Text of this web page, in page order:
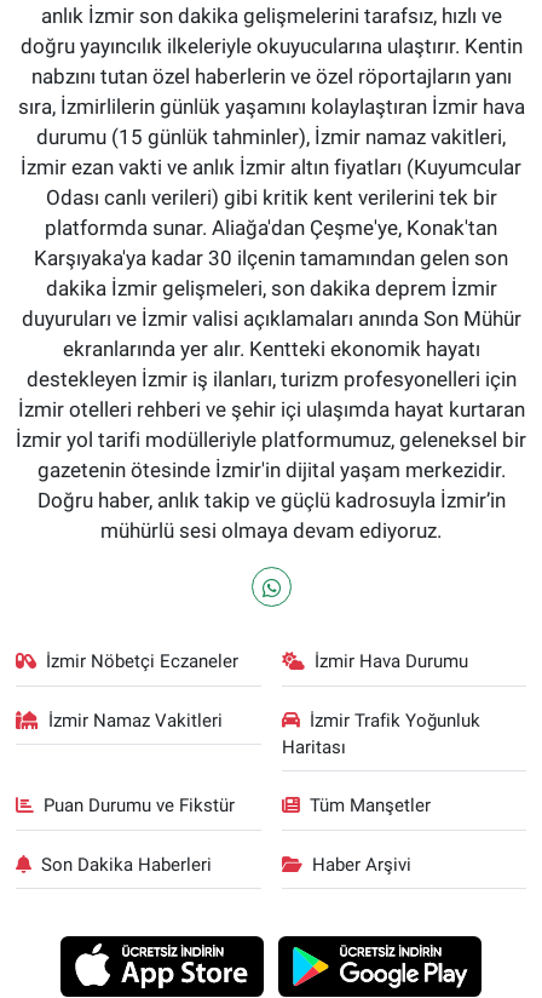
anlık İzmir son dakika gelişmelerini tarafsız, hızlı ve
doğru yayıncılık ilkeleriyle okuyucularına ulaştırır. Kentin
nabzını tutan özel haberlerin ve özel röportajların yanı
sıra, İzmirlilerin günlük yaşamını kolaylaştıran İzmir hava
durumu (15 günlük tahminler), İzmir namaz vakitleri,
İzmir ezan vakti ve anlık İzmir altın fiyatları (Kuyumcular
Odası canlı verileri) gibi kritik kent verilerini tek bir
platformda sunar. Aliağa'dan Çeşme'ye, Konak'tan
Karşıyaka'ya kadar 30 ilçenin tamamından gelen son
dakika İzmir gelişmeleri, son dakika deprem İzmir
duyuruları ve İzmir valisi açıklamaları anında Son Mühür
ekranlarında yer alır. Kentteki ekonomik hayatı
destekleyen İzmir iş ilanları, turizm profesyonelleri için
İzmir otelleri rehberi ve şehir içi ulaşımda hayat kurtaran
İzmir yol tarifi modülleriyle platformumuz, geleneksel bir
gazetenin ötesinde İzmir'in dijital yaşam merkezidir.
Doğru haber, anlık takip ve güçlü kadrosuyla İzmir’in
mühürlü sesi olmaya devam ediyoruz.
İzmir Nöbetçi Eczaneler İzmir Hava Durumu
İzmir Namaz Vakitleri
İzmir Trafik Yoğunluk
Haritası
Puan Durumu ve Fikstür Tüm Manşetler
Son Dakika Haberleri Haber Arşivi